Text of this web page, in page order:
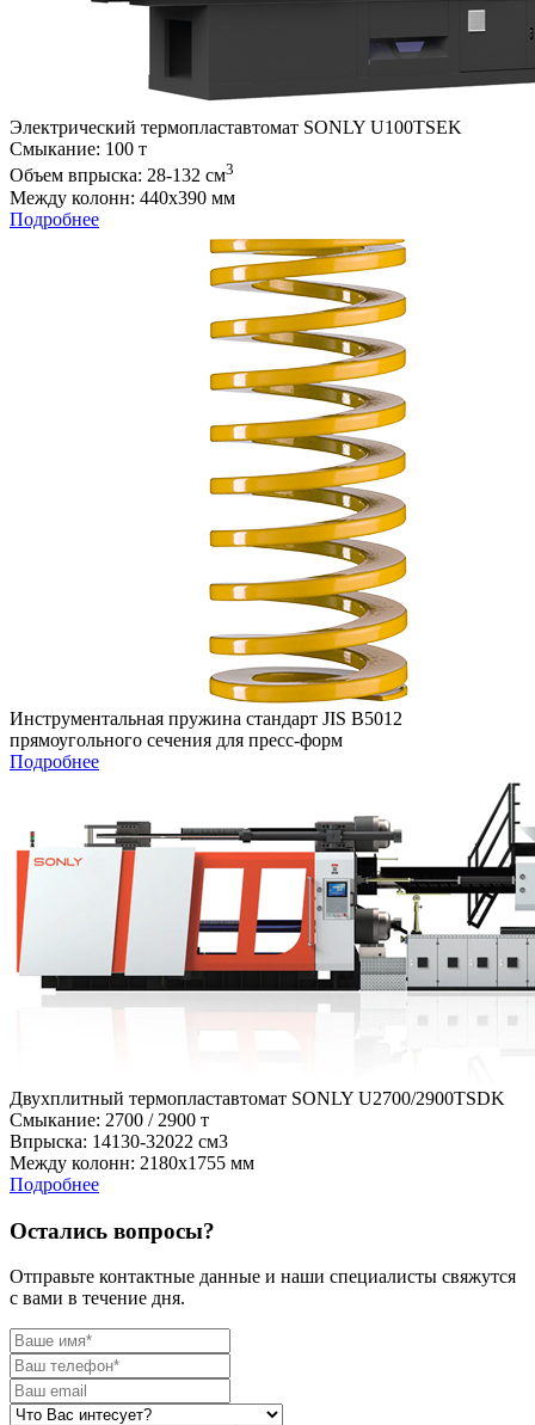
Электрический термопластавтомат SONLY U100TSEK
Cмыкание: 100 т
Объем впрыска: 28-132 см3
Между колонн: 440х390 мм
Подробнее
Инструментальная пружина стандарт JIS B5012
прямоугольного сечения для пресс-форм
Подробнее
Двухплитный термопластавтомат SONLY U2700/2900TSDK
Cмыкание: 2700 / 2900 т
Впрыска: 14130-32022 см3
Между колонн: 2180х1755 мм
Подробнее
Остались вопросы?
Отправьте контактные данные и наши специалисты свяжутся
с вами в течение дня.